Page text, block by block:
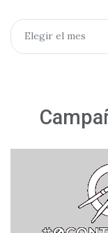
Archivos
Elegir el mes